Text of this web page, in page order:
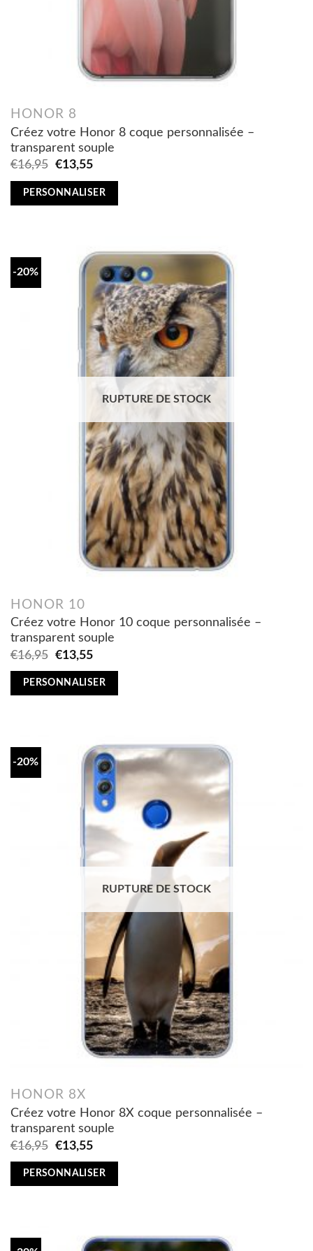
HONOR 8
Créez votre Honor 8 coque personnalisée –
transparent souple
€16,95
Original
was:
€13,55Current
is:
PERSONNALISER
-20%
RUPTURE DE STOCK
HONOR 10
Créez votre Honor 10 coque personnalisée –
transparent souple
€16,95
Original
was:
€13,55Current
is:
PERSONNALISER
-20%
RUPTURE DE STOCK
HONOR 8X
Créez votre Honor 8X coque personnalisée –
transparent souple
€16,95
Original
was:
€13,55Current
is:
PERSONNALISER